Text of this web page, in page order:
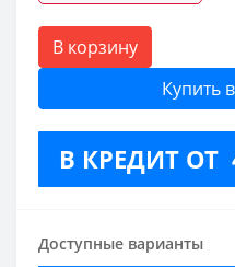
В корзину
Купить
В КРЕДИТ ОТ
Доступные варианты